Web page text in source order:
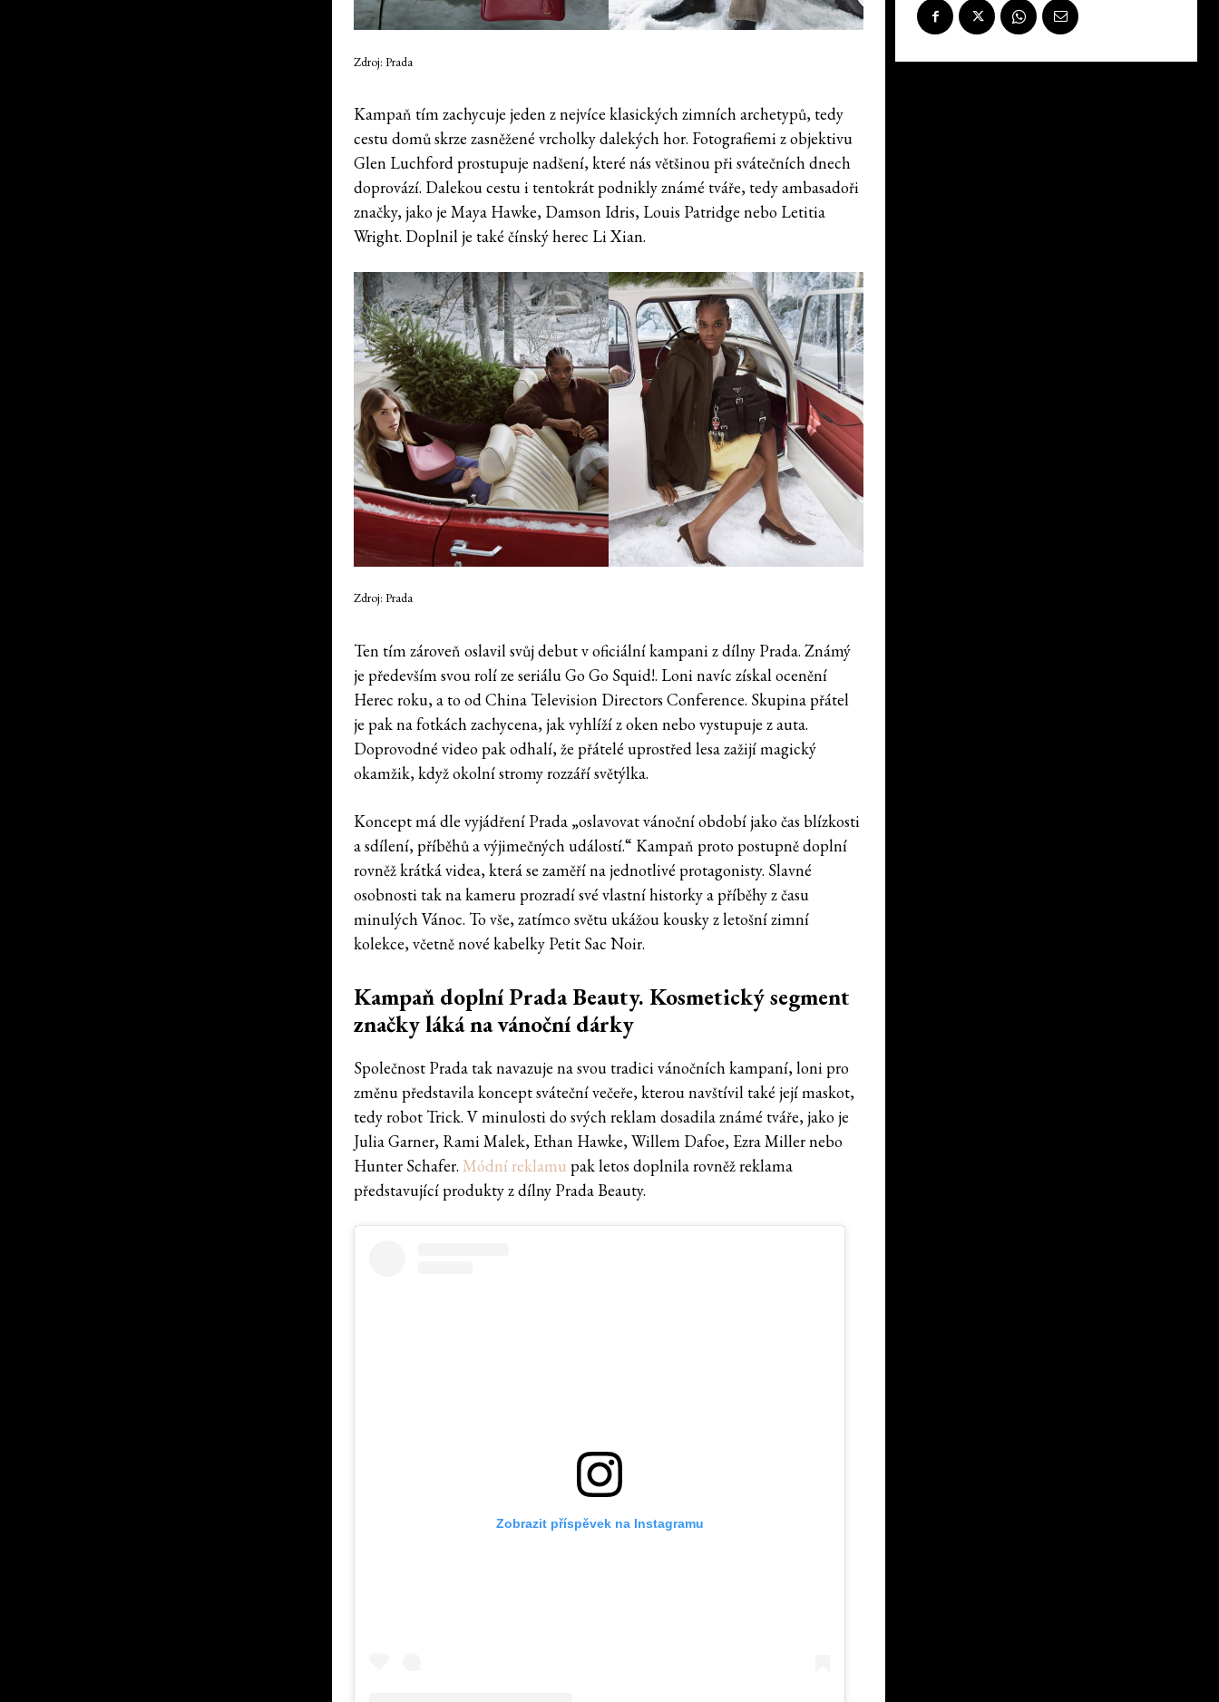
Zdroj: Prada
Kampaň tím zachycuje jeden z nejvíce klasických zimních archetypů, tedy
cestu domů skrze zasněžené vrcholky dalekých hor. Fotografiemi z objektivu
Glen Luchford prostupuje nadšení, které nás většinou při svátečních dnech
doprovází. Dalekou cestu i tentokrát podnikly známé tváře, tedy ambasadoři
značky, jako je Maya Hawke, Damson Idris, Louis Patridge nebo Letitia
Wright. Doplnil je také čínský herec Li Xian.
Zdroj: Prada
Ten tím zároveň oslavil svůj debut v oficiální kampani z dílny Prada. Známý
je především svou rolí ze seriálu Go Go Squid!. Loni navíc získal ocenění
Herec roku, a to od China Television Directors Conference. Skupina přátel
je pak na fotkách zachycena, jak vyhlíží z oken nebo vystupuje z auta.
Doprovodné video pak odhalí, že přátelé uprostřed lesa zažijí magický
okamžik, když okolní stromy rozzáří světýlka.
Koncept má dle vyjádření Prada „oslavovat vánoční období jako čas blízkosti
a sdílení, příběhů a výjimečných událostí.“ Kampaň proto postupně doplní
rovněž krátká videa, která se zaměří na jednotlivé protagonisty. Slavné
osobnosti tak na kameru prozradí své vlastní historky a příběhy z času
minulých Vánoc. To vše, zatímco světu ukážou kousky z letošní zimní
kolekce, včetně nové kabelky Petit Sac Noir.
Kampaň doplní Prada Beauty. Kosmetický segment
značky láká na vánoční dárky
Společnost Prada tak navazuje na svou tradici vánočních kampaní, loni pro
změnu představila koncept sváteční večeře, kterou navštívil také její maskot,
tedy robot Trick. V minulosti do svých reklam dosadila známé tváře, jako je
Julia Garner, Rami Malek, Ethan Hawke, Willem Dafoe, Ezra Miller nebo
Hunter Schafer.Módní reklamu pak letos doplnila rovněž reklama
představující produkty z dílny Prada Beauty.
Zobrazit příspěvek na Instagramu